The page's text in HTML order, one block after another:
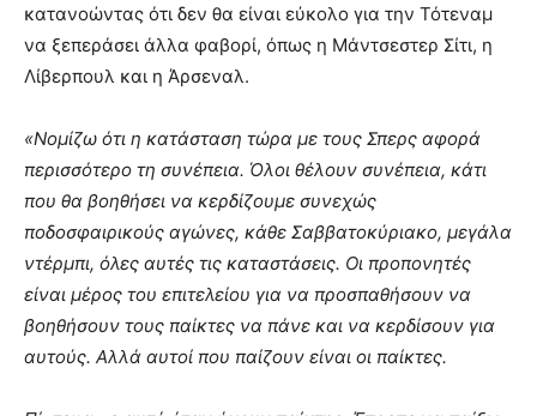
κατανοώντας ότι δεν θα είναι εύκολο για την Τότεναμ
να ξεπεράσει άλλα φαβορί, όπως η Μάντσεστερ Σίτι, η
Λίβερπουλ και η Άρσεναλ.
«Νομίζω ότι η κατάσταση τώρα με τους Σπερς αφορά
περισσότερο τη συνέπεια. Όλοι θέλουν συνέπεια, κάτι
που θα βοηθήσει να κερδίζουμε συνεχώς
ποδοσφαιρικούς αγώνες, κάθε Σαββατοκύριακο, μεγάλα
ντέρμπι, όλες αυτές τις καταστάσεις. Οι προπονητές
είναι μέρος του επιτελείου για να προσπαθήσουν να
βοηθήσουν τους παίκτες να πάνε και να κερδίσουν για
αυτούς. Αλλά αυτοί που παίζουν είναι οι παίκτες.